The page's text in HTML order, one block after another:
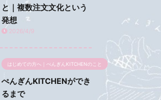
と｜複数注文文化という
発想
2026/4/9
はじめての方へ｜ぺんぎんKITCHENのこと
ぺんぎんKITCHENができ
るまで